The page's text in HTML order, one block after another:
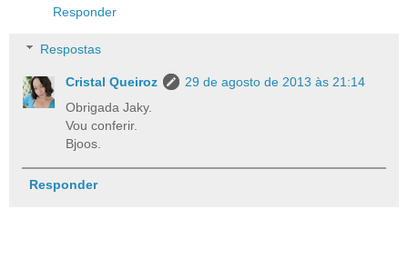
Responder
Respostas
Cristal Queiroz
29 de agosto de 2013 às 21:14
Obrigada Jaky.
Vou conferir.
Bjoos.
Responder